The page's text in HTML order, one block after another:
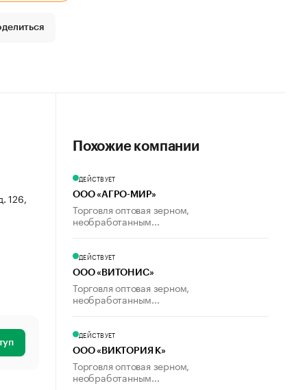
126,
Похожие компании
ДЕЙСТВУЕТ
ООО «АГРО-МИР»
Торговля оптовая зерном,
необработанным...
ДЕЙСТВУЕТ
ООО «ВИТОНИС»
Торговля оптовая зерном,
необработанным...
ДЕЙСТВУЕТ
ООО «ВИКТОРИЯ К»
Торговля оптовая зерном,
необработанным...